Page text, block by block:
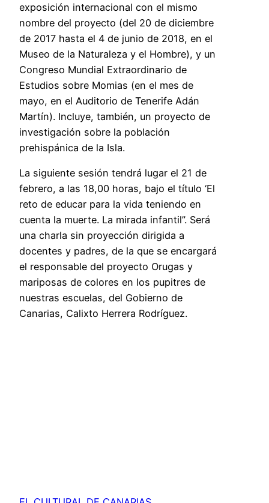
exposición internacional con el mismo
nombre del proyecto (del 20 de diciembre
de 2017 hasta el 4 de junio de 2018, en el
Museo de la Naturaleza y el Hombre), y un
Congreso Mundial Extraordinario de
Estudios sobre Momias (en el mes de
mayo, en el Auditorio de Tenerife Adán
Martín). Incluye, también, un proyecto de
investigación sobre la población
prehispánica de la Isla.
La siguiente sesión tendrá lugar el 21 de
febrero, a las 18,00 horas, bajo el título ‘El
reto de educar para la vida teniendo en
cuenta la muerte. La mirada infantil”. Será
una charla sin proyección dirigida a
docentes y padres, de la que se encargará
el responsable del proyecto Orugas y
mariposas de colores en los pupitres de
nuestras escuelas, del Gobierno de
Canarias, Calixto Herrera Rodríguez.